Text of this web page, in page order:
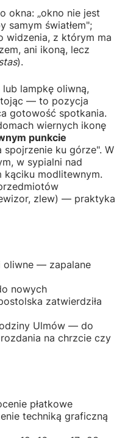
okna: „okno nie jest
samym światłem";
widzenia, z którym ma
ani ikoną, lecz
).
lampkę oliwną,
— to pozycja
gotowość spotkania.
wiernych ikonę
punkcie
spojrzenie ku górze". W
w sypialni nad
kąciku modlitewnym.
zlew) — praktyka
oliwne — zapalane
nowych
zatwierdziła
Ulmów — do
na chrzcie czy
płatkowe
techniką graficzną